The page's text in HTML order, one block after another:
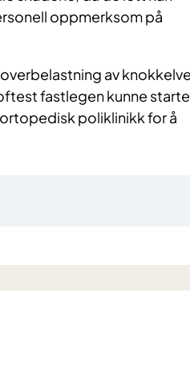
oppmerksom på
av
fastlegen kunne starte
poliklinikk for å